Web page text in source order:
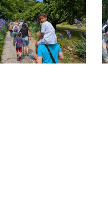
MARCHE
DI FINE
ANNO
22, 2025